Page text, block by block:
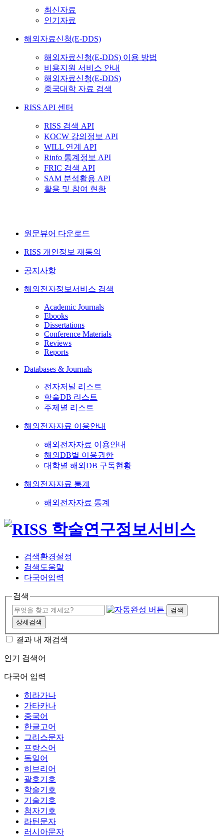
최신자료
인기자료
해외자료신청(E-DDS)
해외자료신청(E-DDS) 이용 방법
비용지원 서비스 안내
해외자료신청(E-DDS)
중국대학 자료 검색
RISS API 센터
RISS 검색 API
KOCW 강의정보 API
WILL 연계 API
Rinfo 통계정보 API
FRIC 검색 API
SAM 분석활용 API
활용 및 참여 현황
원문뷰어 다운로드
RISS 개인정보 재동의
공지사항
해외전자정보서비스 검색
Academic Journals
Ebooks
Dissertations
Conference Materials
Reviews
Reports
Databases & Journals
전자저널 리스트
학술DB 리스트
주제별 리스트
해외전자자료 이용안내
해외전자자료 이용안내
해외DB별 이용권한
대학별 해외DB 구독현황
해외전자자료 통계
해외전자자료 통계
검색환경설정
검색도움말
다국어입력
검색
검색
상세검색
결과 내 재검색
인기 검색어
다국어 입력
히라가나
가타카나
중국어
한글고어
그리스문자
프랑스어
독일어
히브리어
괄호기호
학술기호
기술기호
첨자기호
라틴문자
러시아문자